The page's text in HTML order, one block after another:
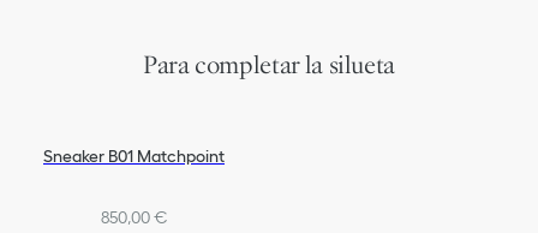
Para completar la silueta
Sneaker B01 Matchpoint
850,00 €